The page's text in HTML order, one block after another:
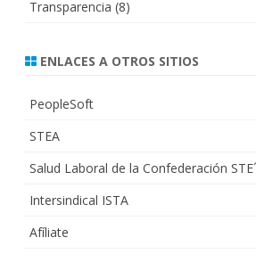
Transparencia (8)
ENLACES A OTROS SITIOS
PeopleSoft
STEA
Salud Laboral de la Confederación
Intersindical ISTA
Afíliate